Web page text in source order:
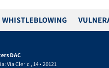
WHISTLEBLOWING
DAC
Via Clerici, 14 • 20121